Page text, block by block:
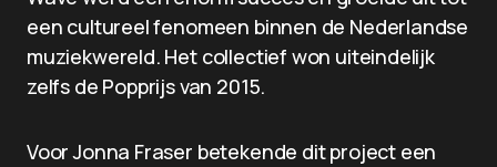
een cultureel fenomeen binnen de Nederlandse
muziekwereld. Het collectief won uiteindelijk
zelfs de Popprijs van 2015.
Voor Jonna Fraser betekende dit project een